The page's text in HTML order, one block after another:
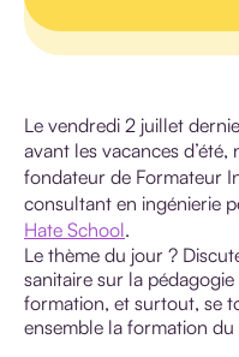
IA
TOUS LES
Le vendredi 2 juillet
avant les vacances d’été,
fondateur de Formateur
consultant en ingénierie
Hate School.
Le thème du jour ?
sanitaire sur la
formation, et surtout, se
ensemble la formation